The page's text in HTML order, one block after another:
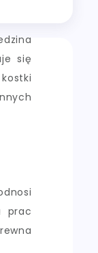
się
prac